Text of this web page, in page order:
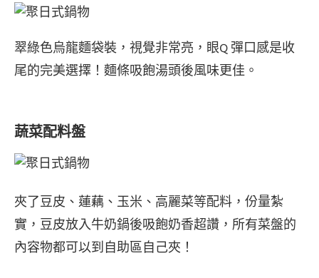
翠綠色烏龍麵袋裝，視覺非常亮，眼Q 彈口感是收
尾的完美選擇！麵條吸飽湯頭後風味更佳。
蔬菜配料盤
夾了豆皮、蓮藕、玉米、高麗菜等配料，份量紮
實，豆皮放入牛奶鍋後吸飽奶香超讚，所有菜盤的
內容物都可以到自助區自己夾！